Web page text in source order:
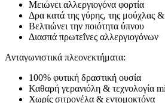
Μειώνει αλλεργιογόνα φορτία
Δρα κατά της γύρης, της μούχλας
Βελτιώνει την ποιότητα ύπνου
Διασπά πρωτεΐνες αλλεργιογόνων
Ανταγωνιστικά πλεονεκτήματα:
100% φυτική δραστική ουσία
Καθαρή γερανιόλη & τεχνολογία
Χωρίς σιτρονέλα & εντομοκτόνα